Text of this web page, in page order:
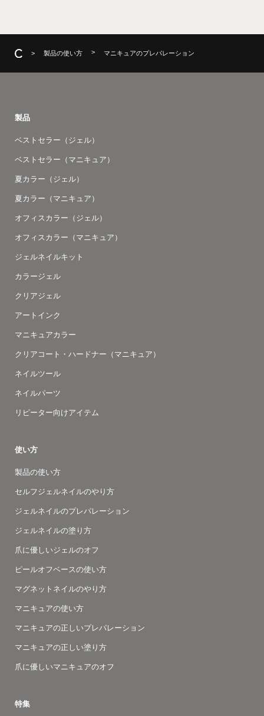
製品の使い方 マニキュアのプレパレーション
製品
ベストセラー（ジェル）
ベストセラー（マニキュア）
夏カラー（ジェル）
夏カラー（マニキュア）
オフィスカラー（ジェル）
オフィスカラー（マニキュア）
ジェルネイルキット
カラージェル
クリアジェル
アートインク
マニキュアカラー
クリアコート・ハードナー（マニキュア）
ネイルツール
ネイルパーツ
リピーター向けアイテム
使い方
製品の使い方
セルフジェルネイルのやり方
ジェルネイルのプレパレーション
ジェルネイルの塗り方
爪に優しいジェルのオフ
ピールオフベースの使い方
マグネットネイルのやり方
マニキュアの使い方
マニキュアの正しいプレパレーション
マニキュアの正しい塗り方
爪に優しいマニキュアのオフ
特集